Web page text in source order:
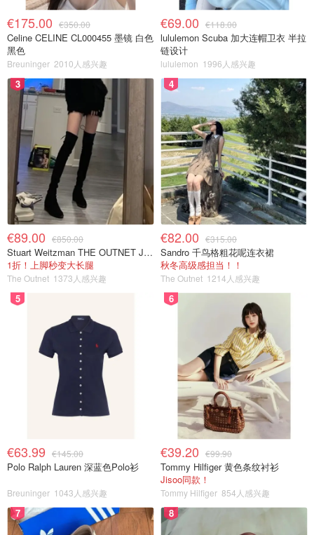
€175.00 €350.00
Celine CELINE CL000455 墨镜 白色
黑色
Breuninger 2010人感兴趣
€69.00 €118.00
lululemon Scuba 加大连帽卫衣 半拉
链设计
lululemon 1996人感兴趣
3
€89.00 €850.00
Stuart Weitzman THE OUTNET Jocey 弹力绒面过膝靴
1折！上脚秒变大长腿
The Outnet 1373人感兴趣
4
€82.00 €315.00
Sandro 千鸟格粗花呢连衣裙
秋冬高级感担当！！
The Outnet 1214人感兴趣
5
€63.99 €145.00
Polo Ralph Lauren 深蓝色Polo衫
Breuninger 1043人感兴趣
6
€39.20 €99.90
Tommy Hilfiger 黄色条纹衬衫
Jisoo同款！
Tommy Hilfiger 854人感兴趣
7 8